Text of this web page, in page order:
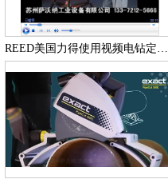
REED美国力得使用视频电钻定位器使用视频